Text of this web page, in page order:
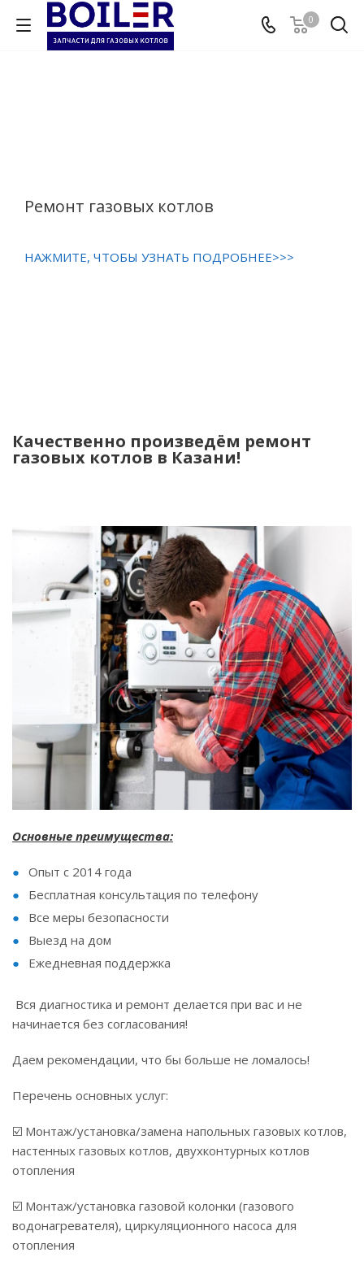
0
Ремонт газовых котлов
НАЖМИТЕ, ЧТОБЫ УЗНАТЬ ПОДРОБНЕЕ>>>
Качественно произведём ремонт
газовых котлов в Казани!
Основные преимущества:
Опыт с 2014 года
Бесплатная консультация по телефону
Все меры безопасности
Выезд на дом
Ежедневная поддержка
Вся диагностика и ремонт делается при вас и не
начинается без согласования!
Даем рекомендации, что бы больше не ломалось!
Перечень основных услуг:
☑️ Монтаж/установка/замена напольных газовых котлов,
настенных газовых котлов, двухконтурных котлов
отопления
☑️ Монтаж/установка газовой колонки (газового
водонагревателя), циркуляционного насоса для
отопления